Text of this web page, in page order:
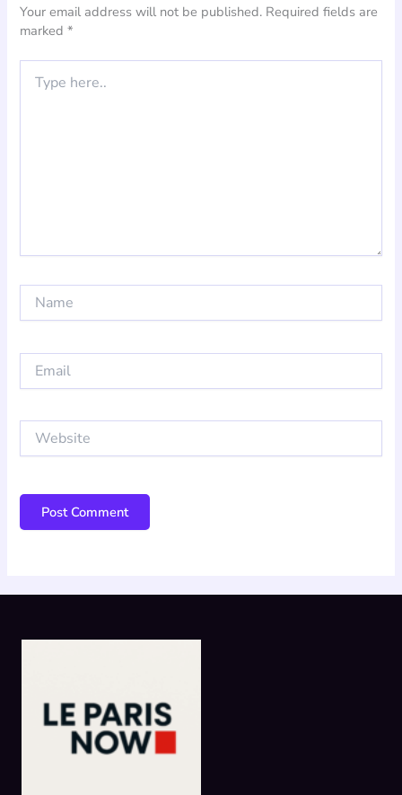
Your email address will not be published. Required fields are
marked*
here..
Website